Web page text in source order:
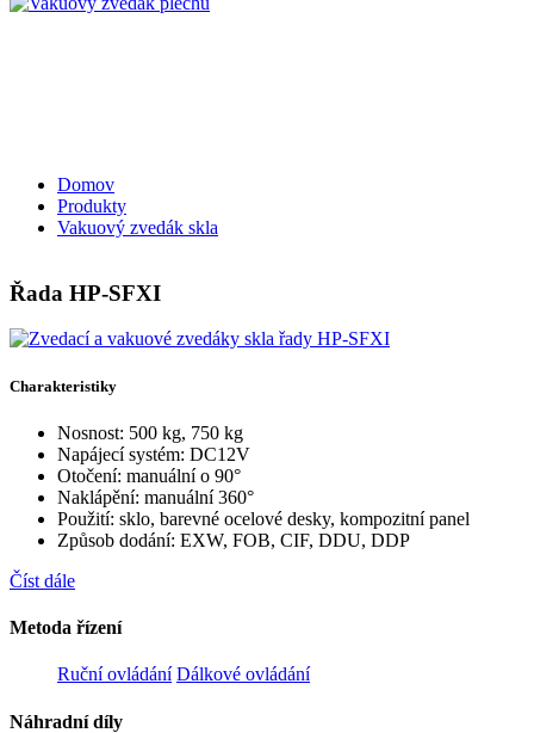
Domov
Produkty
Vakuový zvedák skla
Řada HP-SFXI
Charakteristiky
Nosnost: 500 kg, 750 kg
Napájecí systém: DC12V
Otočení: manuální o 90°
Naklápění: manuální 360°
Použití: sklo, barevné ocelové desky, kompozitní panel
Způsob dodání: EXW, FOB, CIF, DDU, DDP
Číst dále
Metoda řízení
Ruční ovládání Dálkové ovládání
Náhradní díly